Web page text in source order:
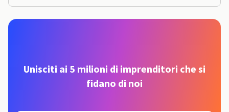
Unisciti ai 5 milioni di imprenditori che si
fidano di noi